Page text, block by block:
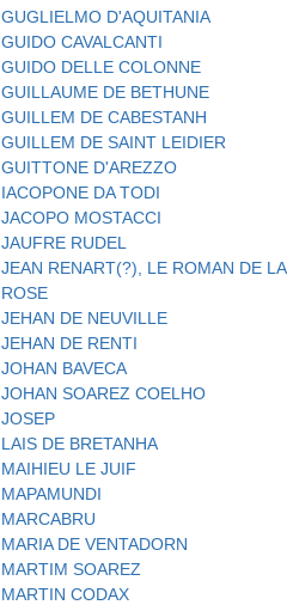
GUGLIELMO D'AQUITANIA
GUIDO CAVALCANTI
GUIDO DELLE COLONNE
GUILLAUME DE BETHUNE
GUILLEM DE CABESTANH
GUILLEM DE SAINT LEIDIER
GUITTONE D'AREZZO
IACOPONE DA TODI
JACOPO MOSTACCI
JAUFRE RUDEL
JEAN RENART(?), LE ROMAN DE LA
ROSE
JEHAN DE NEUVILLE
JEHAN DE RENTI
JOHAN BAVECA
JOHAN SOAREZ COELHO
JOSEP
LAIS DE BRETANHA
MAIHIEU LE JUIF
MAPAMUNDI
MARCABRU
MARIA DE VENTADORN
MARTIM SOAREZ
MARTIN CODAX